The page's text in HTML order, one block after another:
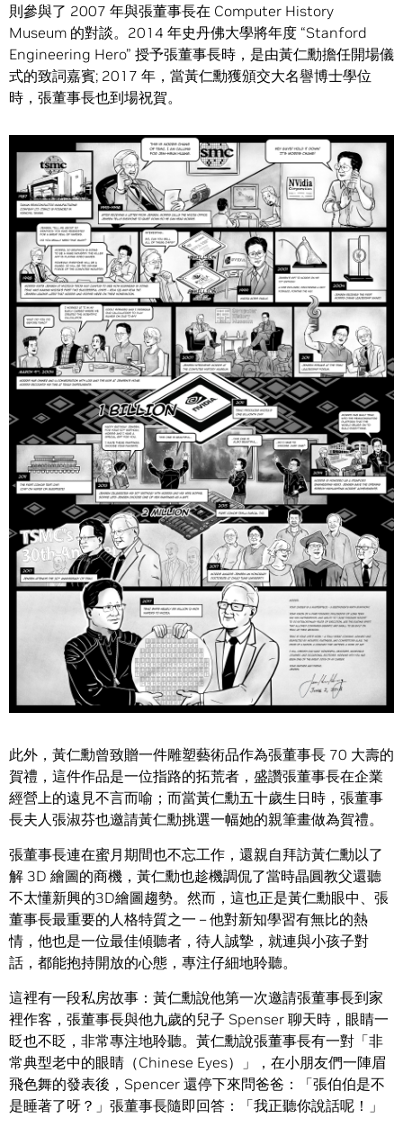
則參與了 2007 年與張董事長在 Computer History
Museum 的對談。2014 年史丹佛大學將年度 “Stanford
Engineering Hero” 授予張董事長時，是由黃仁勳擔任開場儀
式的致詞嘉賓; 2017 年，當黃仁勳獲頒交大名譽博士學位
時，張董事長也到場祝賀。
此外，黃仁勳曾致贈一件雕塑藝術品作為張董事長 70 大壽的
賀禮，這件作品是一位指路的拓荒者，盛讚張董事長在企業
經營上的遠見不言而喻；而當黃仁勳五十歲生日時，張董事
長夫人張淑芬也邀請黃仁勳挑選一幅她的親筆畫做為賀禮。
張董事長連在蜜月期間也不忘工作，還親自拜訪黃仁勳以了
解 3D 繪圖的商機，黃仁勳也趁機調侃了當時晶圓教父還聽
不太懂新興的3D繪圖趨勢。然而，這也正是黃仁勳眼中、張
董事長最重要的人格特質之一 – 他對新知學習有無比的熱
情，他也是一位最佳傾聽者，待人誠摯，就連與小孩子對
話，都能抱持開放的心態，專注仔細地聆聽。
這裡有一段私房故事：黃仁勳說他第一次邀請張董事長到家
裡作客，張董事長與他九歲的兒子 Spenser 聊天時，眼睛一
眨也不眨，非常專注地聆聽。黃仁勳說張董事長有一對「非
常典型老中的眼睛（Chinese Eyes）」，在小朋友們一陣眉
飛色舞的發表後，Spencer 還停下來問爸爸：「張伯伯是不
是睡著了呀？」張董事長隨即回答：「我正聽你說話呢！」